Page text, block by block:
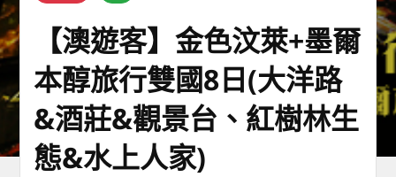
【澳遊客】金色汶萊+墨爾
本醇旅行雙國8日(大洋路
&酒莊&觀景台、紅樹林生
態&水上人家)